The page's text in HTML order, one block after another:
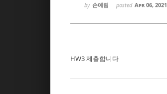
by 손예림 posted Apr 06, 2021
HW3 제출합니다
스케치북5
스케치북5